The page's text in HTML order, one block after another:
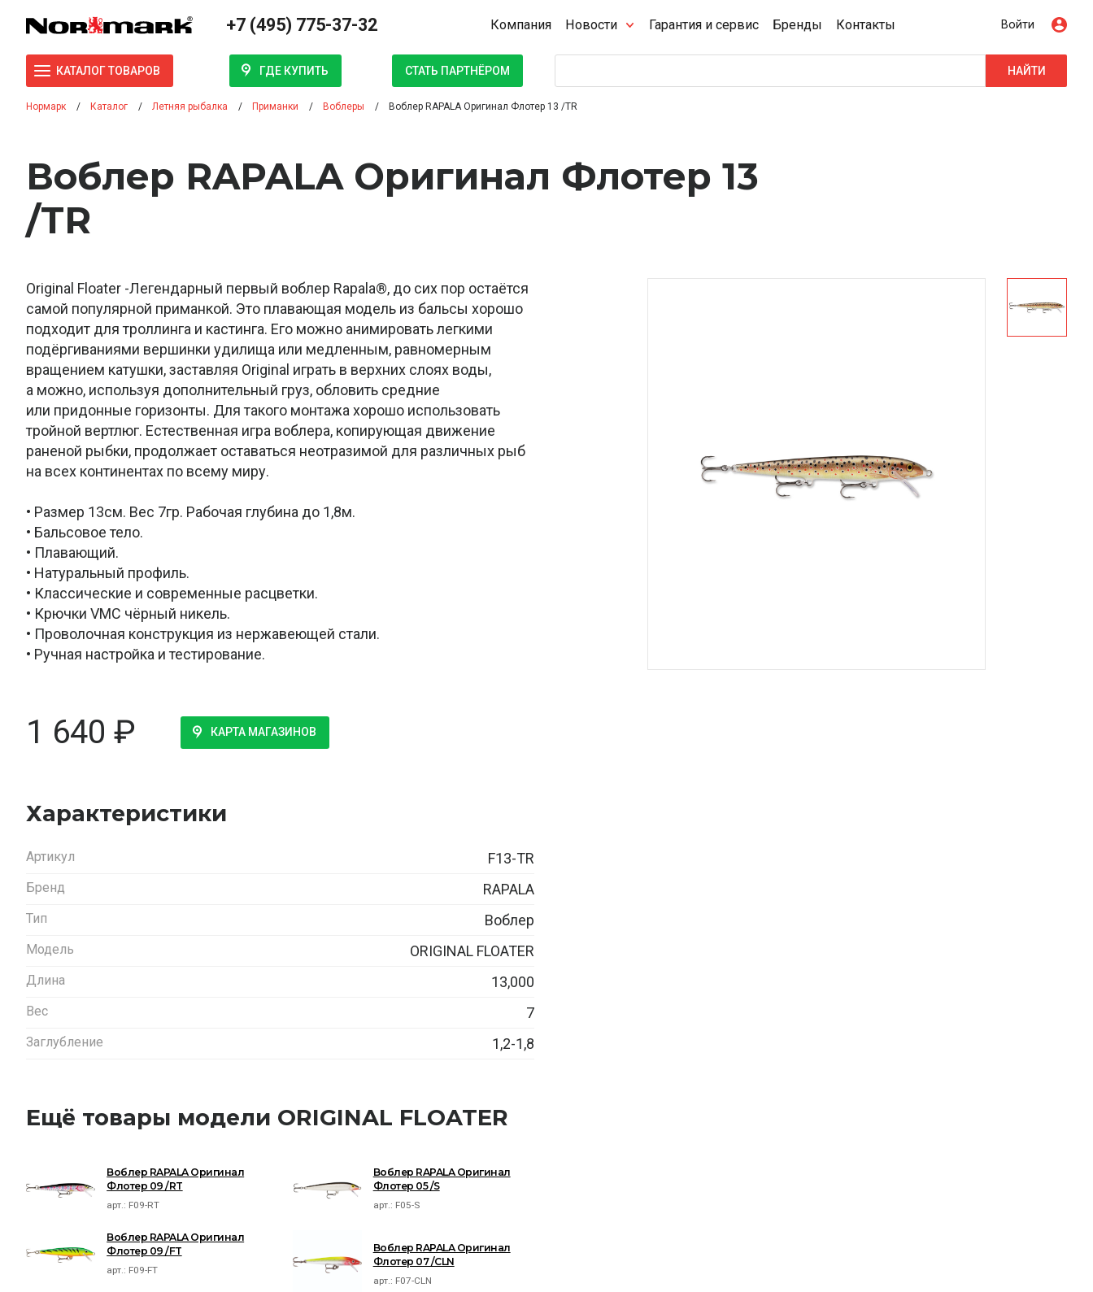
+7 (495) 775-37-32 Компания Новости Гарантия и сервис Бренды Контакты Войти
КАТАЛОГ ТОВАРОВ ГДЕ КУПИТЬ СТАТЬ ПАРТНЁРОМ НАЙТИ
Нормарк Каталог Летняя рыбалка Приманки Воблеры Воблер RAPALA Оригинал Флотер 13 /TR
Воблер RAPALA Оригинал Флотер 13
/TR
Original Floater -Легендарный первый воблер Rapala®, до сих пор остаётся
самой популярной приманкой. Это плавающая модель из бальсы хорошо
подходит для троллинга и кастинга. Его можно анимировать легкими
подёргиваниями вершинки удилища или медленным, равномерным
вращением катушки, заставляя Original играть в верхних слоях воды,
а можно, используя дополнительный груз, обловить средние
или придонные горизонты. Для такого монтажа хорошо использовать
тройной вертлюг. Естественная игра воблера, копирующая движение
раненой рыбки, продолжает оставаться неотразимой для различных рыб
на всех континентах по всему миру.
• Размер 13см. Вес 7гр. Рабочая глубина до 1,8м.
• Бальсовое тело.
• Плавающий.
• Натуральный профиль.
• Классические и современные расцветки.
• Крючки VMC чёрный никель.
• Проволочная конструкция из нержавеющей стали.
• Ручная настройка и тестирование.
1 640 ₽ КАРТА МАГАЗИНОВ
Характеристики
Артикул F13-TR
Бренд RAPALA
Тип Воблер
Модель ORIGINAL FLOATER
Длина 13,000
Вес 7
Заглубление 1,2-1,8
Ещё товары модели ORIGINAL FLOATER
Воблер RAPALA Оригинал
Флотер 09 /RT
арт.: F09-RT
Воблер RAPALA Оригинал
Флотер 05 /S
арт.: F05-S
Воблер RAPALA Оригинал
Флотер 09 /FT
арт.: F09-FT
Воблер RAPALA Оригинал
Флотер 07 /CLN
арт.: F07-CLN